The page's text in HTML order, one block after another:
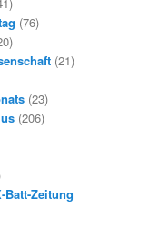
(76)
(21)
(23)
(206)
Batt-Zeitung